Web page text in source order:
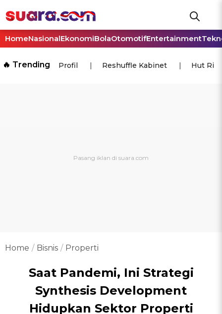
HomeNasionalEkonomiBolaOtomotifEntertainment
🔥 Trending Profil Reshuffle Kabinet Hut Ri
Home Bisnis Properti
Saat Pandemi, Ini Strategi
Synthesis Development
Hidupkan Sektor Properti